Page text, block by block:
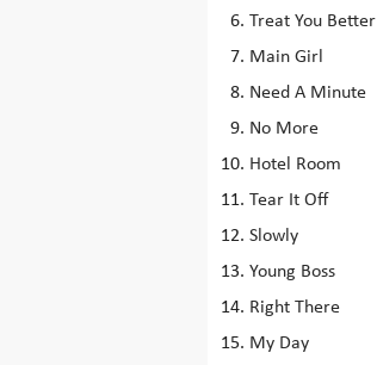
Treat You Better
Main Girl
Need A Minute
No More
Hotel Room
Tear It Off
Slowly
Young Boss
Right There
My Day